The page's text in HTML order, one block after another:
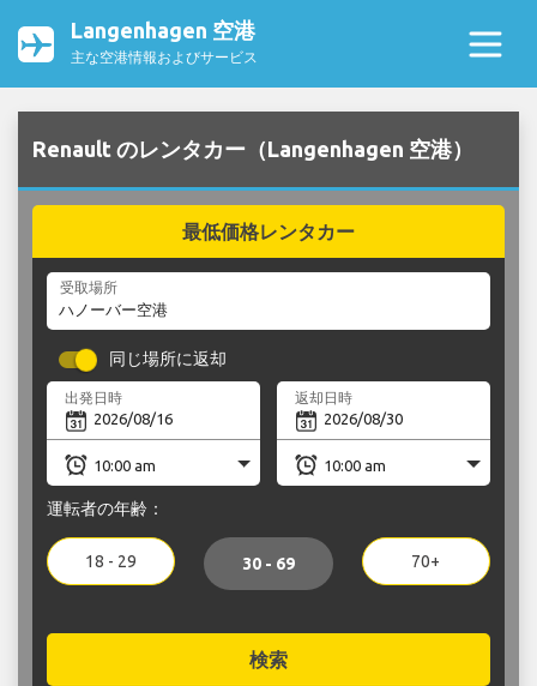
Langenhagen 空港
主な空港情報およびサービス
Renault のレンタカー（Langenhagen 空港）
最低価格レンタカー
受取場所
同じ場所に返却
出発日時 返却日時
運転者の年齢：
18 - 29 30 - 69 70+
検索